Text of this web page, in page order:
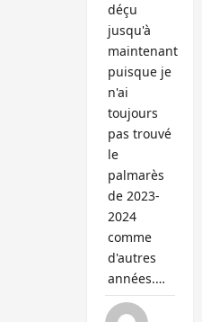
déçu
jusqu'à
maintenant
puisque je
n'ai
toujours
pas trouvé
le
palmarès
de 2023-
2024
comme
d'autres
années.…